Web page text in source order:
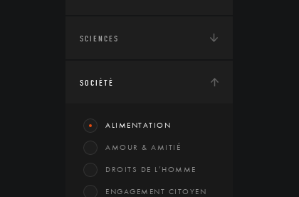
SCIENCES
SOCIÉTÉ
ALIMENTATION
AMOUR & AMITIÉ
DROITS DE L’HOMME
ENGAGEMENT CITOYEN